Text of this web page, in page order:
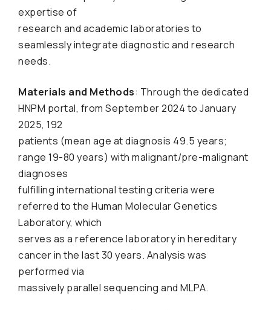
expertise of
research and academic laboratories to
seamlessly integrate diagnostic and research
needs.
Materials and Methods: Through the dedicated
HNPM portal, from September 2024 to January
2025, 192
patients (mean age at diagnosis 49.5 years;
range 19-80 years) with malignant/pre-malignant
diagnoses
fulfilling international testing criteria were
referred to the Human Molecular Genetics
Laboratory, which
serves as a reference laboratory in hereditary
cancer in the last 30 years. Analysis was
performed via
massively parallel sequencing and MLPA.